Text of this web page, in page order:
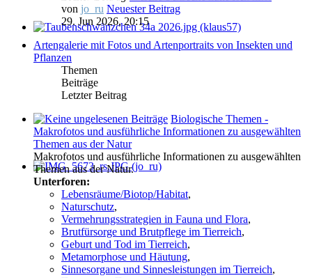
von jo_ru Neuester Beitrag
29. Jun 2026, 20:15
Artengalerie mit Fotos und Artenportraits von Insekten und
Pflanzen
Themen
Beiträge
Letzter Beitrag
Biologische Themen -
Makrofotos und ausführliche Informationen zu ausgewählten
Themen aus der Natur
Makrofotos und ausführliche Informationen zu ausgewählten
Themen aus der Natur.
Unterforen:
Lebensräume/Biotop/Habitat,
Naturschutz,
Vermehrungsstrategien in Fauna und Flora,
Brutfürsorge und Brutpflege im Tierreich,
Geburt und Tod im Tierreich,
Metamorphose und Häutung,
Sinnesorgane und Sinnesleistungen im Tierreich,